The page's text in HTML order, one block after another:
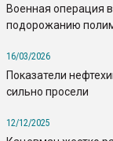
Военная операция
подорожанию
16/03/2026
Показатели
сильно просели
12/12/2025